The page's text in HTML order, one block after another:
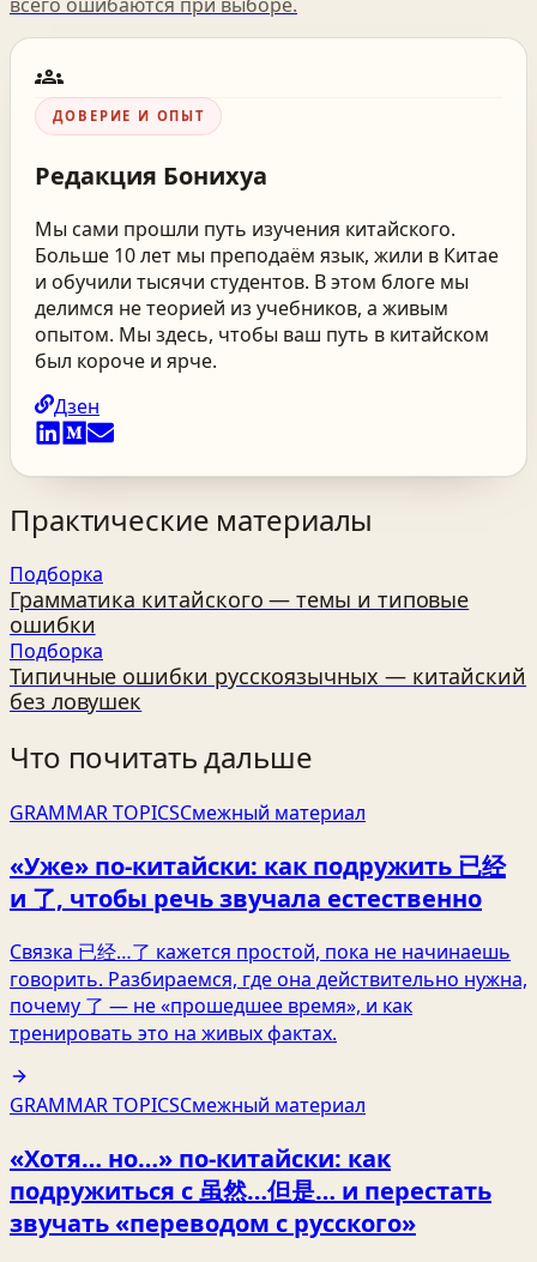
groups
ДОВЕРИЕ И ОПЫТ
Редакция Бонихуа
Мы сами прошли путь изучения китайского.
Больше 10 лет мы преподаём язык, жили в Китае
и обучили тысячи студентов. В этом блоге мы
делимся не теорией из учебников, а живым
опытом. Мы здесь, чтобы ваш путь в китайском
был короче и ярче.
Дзен
Практические материалы
Подборка
Грамматика китайского — темы и типовые
ошибки
Подборка
Типичные ошибки русскоязычных — китайский
без ловушек
Что почитать дальше
GRAMMAR TOPICSСмежный материал
«Уже» по‑китайски: как подружить 已经
и 了, чтобы речь звучала естественно
Связка 已经…了 кажется простой, пока не начинаешь
говорить. Разбираемся, где она действительно нужна,
почему 了 — не «прошедшее время», и как
тренировать это на живых фактах.
GRAMMAR TOPICSСмежный материал
«Хотя… но…» по‑китайски: как
подружиться с 虽然…但是… и перестать
звучать «переводом с русского»